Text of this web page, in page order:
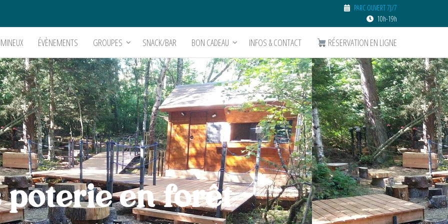
PARC OUVERT 7J/7
10h-19h
ÉVÈNEMENTS GROUPES SNACK/BAR BON CADEAU INFOS & CONTACT RÉSERVATION EN LIGNE
poterie en forêt